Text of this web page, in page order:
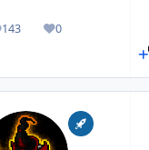
143
posts 0
Reputation